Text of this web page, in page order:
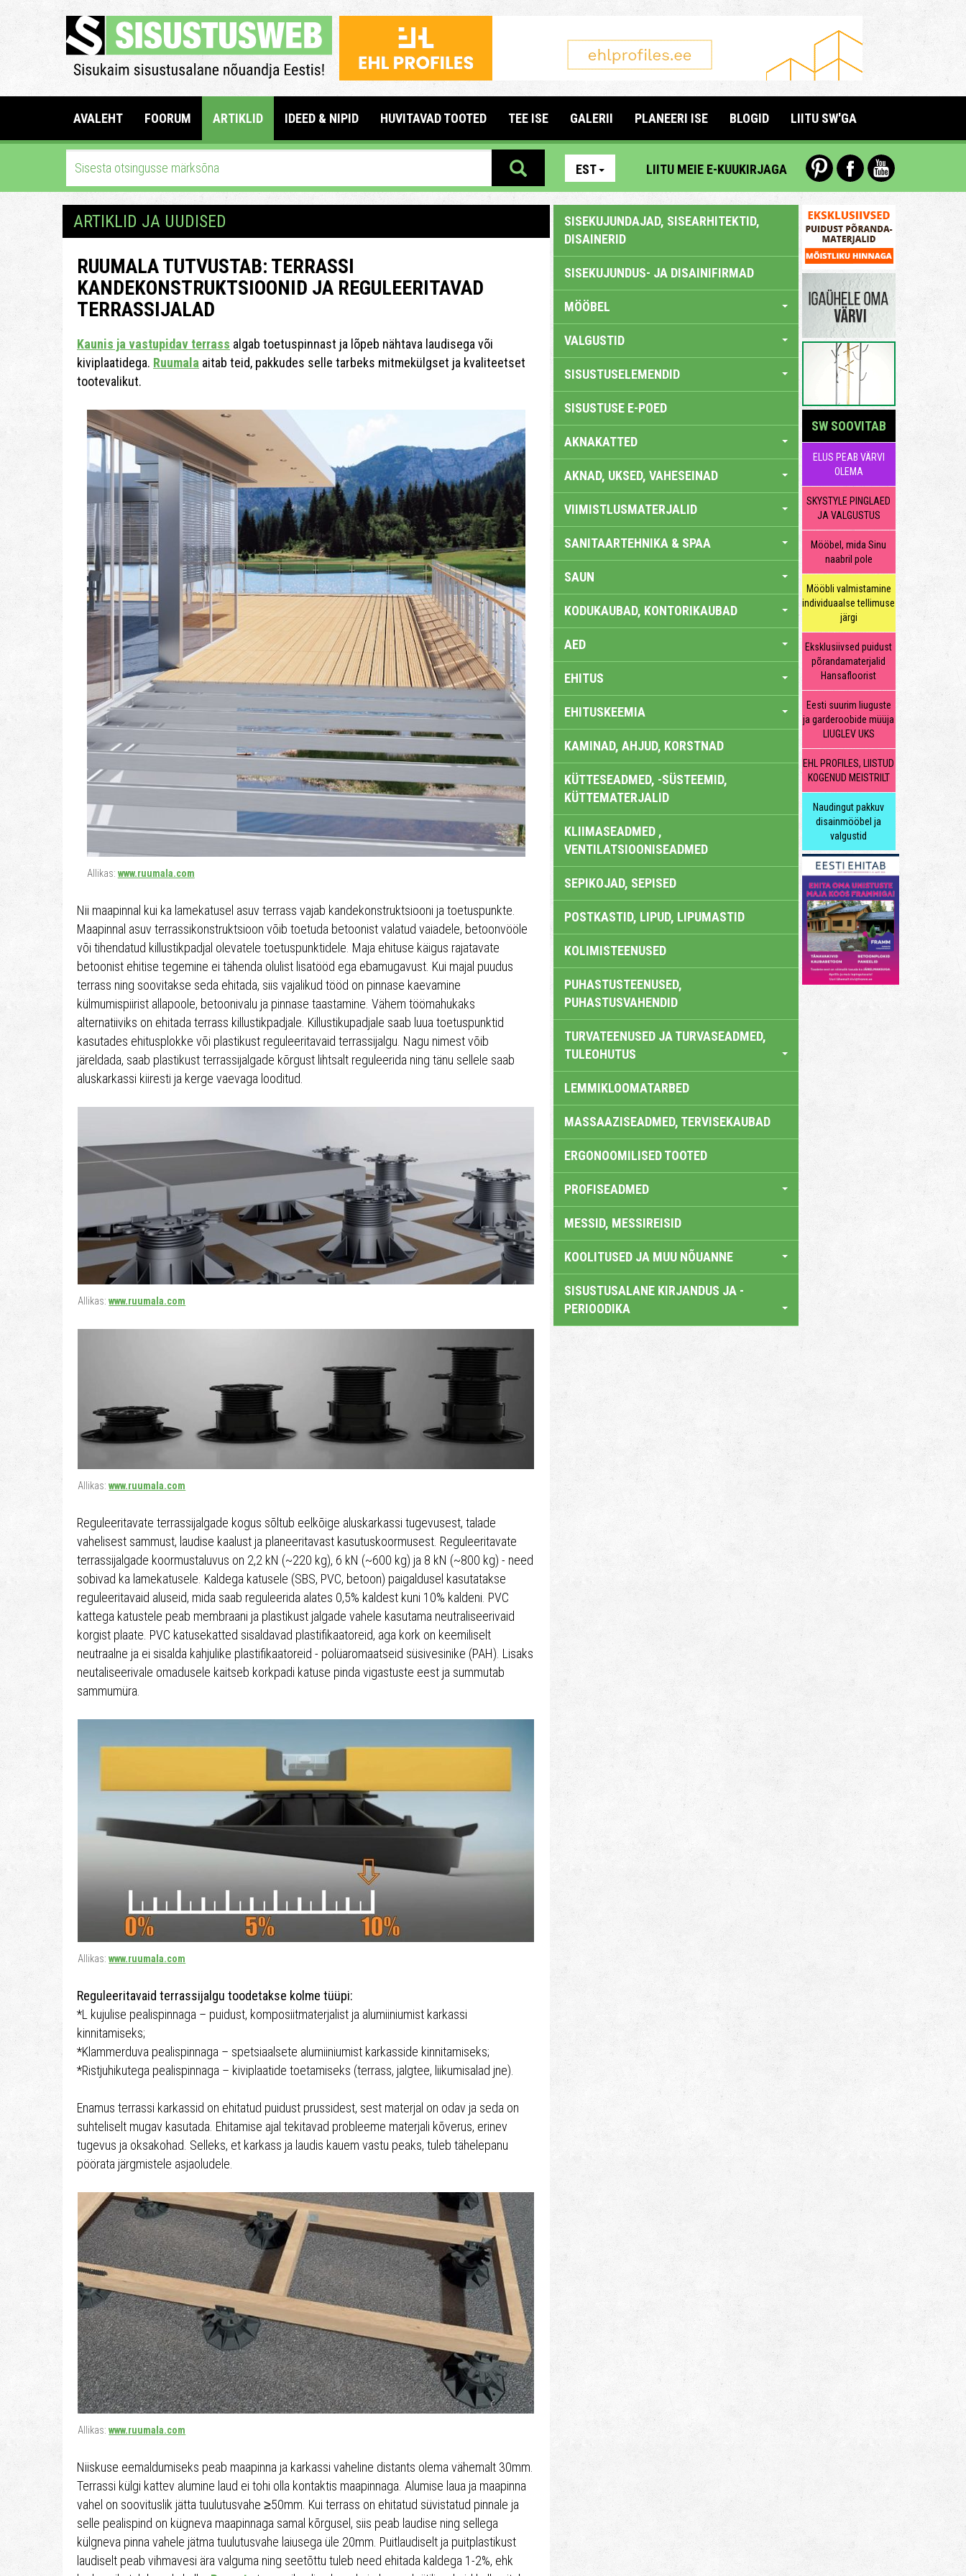
AVALEHT FOORUM ARTIKLID IDEED & NIPID HUVITAVAD TOOTED TEE ISE GALERII PLANEERI ISE BLOGID LIITU SW'GA
EST LIITU MEIE E-KUUKIRJAGA
ARTIKLID JA UUDISED
RUUMALA TUTVUSTAB: TERRASSI
KANDEKONSTRUKTSIOONID JA REGULEERITAVAD
TERRASSIJALAD
Kaunis ja vastupidav terrass algab toetuspinnast ja lõpeb nähtava laudisega või
kiviplaatidega. Ruumala aitab teid, pakkudes selle tarbeks mitmekülgset ja kvaliteetset
tootevalikut.
Allikas: www.ruumala.com
Nii maapinnal kui ka lamekatusel asuv terrass vajab kandekonstruktsiooni ja toetuspunkte.
Maapinnal asuv terrassikonstruktsioon võib toetuda betoonist valatud vaiadele, betoonvööle
või tihendatud killustikpadjal olevatele toetuspunktidele. Maja ehituse käigus rajatavate
betoonist ehitise tegemine ei tähenda olulist lisatööd ega ebamugavust. Kui majal puudus
terrass ning soovitakse seda ehitada, siis vajalikud tööd on pinnase kaevamine
külmumispiirist allapoole, betoonivalu ja pinnase taastamine. Vähem töömahukaks
alternatiiviks on ehitada terrass killustikpadjale. Killustikupadjale saab luua toetuspunktid
kasutades ehitusplokke või plastikust reguleeritavaid terrassijalgu. Nagu nimest võib
järeldada, saab plastikust terrassijalgade kõrgust lihtsalt reguleerida ning tänu sellele saab
aluskarkassi kiiresti ja kerge vaevaga looditud.
Allikas:www.ruumala.com
Allikas:www.ruumala.com
Reguleeritavate terrassijalgade kogus sõltub eelkõige aluskarkassi tugevusest, talade
vahelisest sammust, laudise kaalust ja planeeritavast kasutuskoormusest. Reguleeritavate
terrassijalgade koormustaluvus on 2,2 kN (~220 kg), 6 kN (~600 kg) ja 8 kN (~800 kg) - need
sobivad ka lamekatusele. Kaldega katusele (SBS, PVC, betoon) paigaldusel kasutatakse
reguleeritavaid aluseid, mida saab reguleerida alates 0,5% kaldest kuni 10% kaldeni. PVC
kattega katustele peab membraani ja plastikust jalgade vahele kasutama neutraliseerivaid
korgist plaate. PVC katusekatted sisaldavad plastifikaatoreid, aga kork on keemiliselt
neutraalne ja ei sisalda kahjulike plastifikaatoreid - polüaromaatseid süsivesinike (PAH). Lisaks
neutaliseerivale omadusele kaitseb korkpadi katuse pinda vigastuste eest ja summutab
sammumüra.
Allikas:www.ruumala.com
Reguleeritavaid terrassijalgu toodetakse kolme tüüpi:
*L kujulise pealispinnaga – puidust, komposiitmaterjalist ja alumiiniumist karkassi
kinnitamiseks;
*Klammerduva pealispinnaga – spetsiaalsete alumiiniumist karkasside kinnitamiseks;
*Ristjuhikutega pealispinnaga – kiviplaatide toetamiseks (terrass, jalgtee, liikumisalad jne).
Enamus terrassi karkassid on ehitatud puidust prussidest, sest materjal on odav ja seda on
suhteliselt mugav kasutada. Ehitamise ajal tekitavad probleeme materjali kõverus, erinev
tugevus ja oksakohad. Selleks, et karkass ja laudis kauem vastu peaks, tuleb tähelepanu
pöörata järgmistele asjaoludele.
Allikas:www.ruumala.com
Niiskuse eemaldumiseks peab maapinna ja karkassi vaheline distants olema vähemalt 30mm.
Terrassi külgi kattev alumine laud ei tohi olla kontaktis maapinnaga. Alumise laua ja maapinna
vahel on soovituslik jätta tuulutusvahe ≥50mm. Kui terrass on ehitatud süvistatud pinnale ja
selle pealispind on kügneva maapinnaga samal kõrgusel, siis peab laudise ning sellega
külgneva pinna vahele jätma tuulutusvahe laiusega üle 20mm. Puitlaudiselt ja puitplastikust
laudiselt peab vihmavesi ära valguma ning seetõttu tuleb need ehitada kaldega 1-2%, ehk
SISEKUJUNDAJAD, SISEARHITEKTID,
DISAINERID
SISEKUJUNDUS- JA DISAINIFIRMAD
MÖÖBEL
VALGUSTID
SISUSTUSELEMENDID
SISUSTUSE E-POED
AKNAKATTED
AKNAD, UKSED, VAHESEINAD
VIIMISTLUSMATERJALID
SANITAARTEHNIKA & SPAA
SAUN
KODUKAUBAD, KONTORIKAUBAD
AED
EHITUS
EHITUSKEEMIA
KAMINAD, AHJUD, KORSTNAD
KÜTTESEADMED, -SÜSTEEMID,
KÜTTEMATERJALID
KLIIMASEADMED ,
VENTILATSIOONISEADMED
SEPIKOJAD, SEPISED
POSTKASTID, LIPUD, LIPUMASTID
KOLIMISTEENUSED
PUHASTUSTEENUSED,
PUHASTUSVAHENDID
TURVATEENUSED JA TURVASEADMED,
TULEOHUTUS
LEMMIKLOOMATARBED
MASSAAZISEADMED, TERVISEKAUBAD
ERGONOOMILISED TOOTED
PROFISEADMED
MESSID, MESSIREISID
KOOLITUSED JA MUU NÕUANNE
SISUSTUSALANE KIRJANDUS JA -
PERIOODIKA
SW SOOVITAB
ELUS PEAB VÄRVI
OLEMA
SKYSTYLE PINGLAED
JA VALGUSTUS
Mööbel, mida Sinu
naabril pole
Mööbli valmistamine
individuaalse tellimuse
järgi
Eksklusiivsed puidust
põrandamaterjalid
Hansafloorist
Eesti suurim liuguste
ja garderoobide müüja
LIUGLEV UKS
EHL PROFILES, LIISTUD
KOGENUD MEISTRILT
Naudingut pakkuv
disainmööbel ja
valgustid